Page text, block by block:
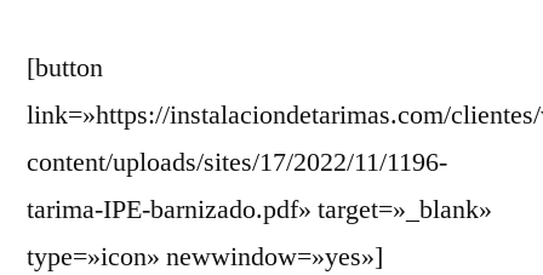
[button
link=»https://instalaciondetarimas.com/
content/uploads/sites/17/2022/11/1196-
tarima-IPE-barnizado.pdf» target=»_blank»
type=»icon» newwindow=»yes»]